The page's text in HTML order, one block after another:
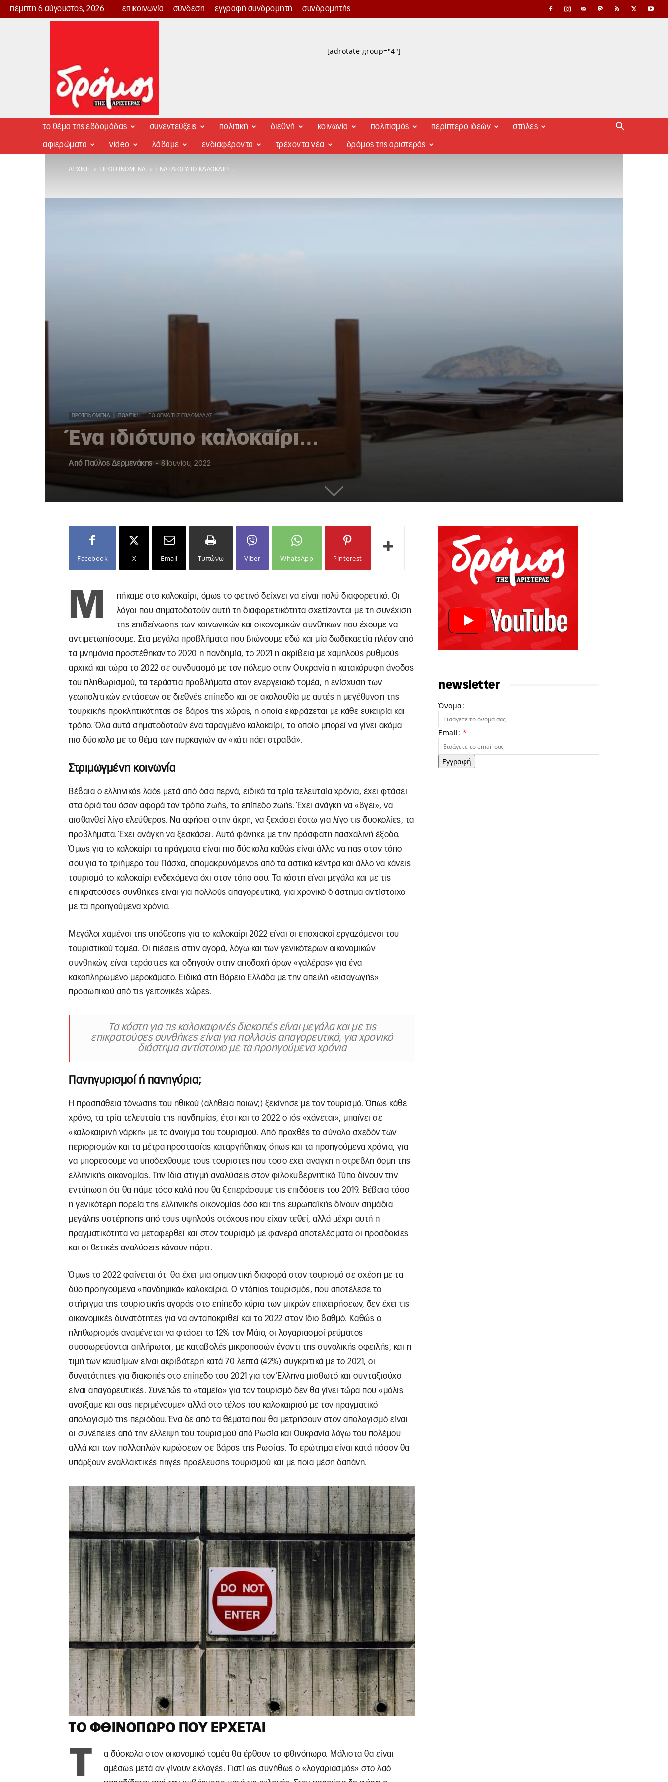
πέμπτη 6 αύγουστος, 2026 επικοινωνία σύνδεση εγγραφή συνδρομητή συνδρομητής
Δρόμος
[adrotate group="4"]
το θέμα της εβδομάδας συνεντεύξεις πολιτική διεθνή κοινωνία πολιτισμός περίπτερο ιδεών στήλες
αφιερώματα video λάβαμε ενδιαφέροντα τρέχοντα νέα δρόμος της αριστεράς
ΑΡΧΙΚΉ ΠΡΟΤΕΙΝΌΜΕΝΑ ΈΝΑ ΙΔΙΌΤΥΠΟ ΚΑΛΟΚΑΊΡΙ…
ΠΡΟΤΕΙΝΌΜΕΝΑ ΠΟΛΙΤΙΚΉ ΤΟ ΘΈΜΑ ΤΗΣ ΕΒΔΟΜΆΔΑΣ
Ένα ιδιότυπο καλοκαίρι…
Από Παύλος Δερμενάκης - 8 Ιουνίου, 2022
Facebook X Email Τυπώνω Viber WhatsApp Pinterest
Μ
πήκαμε στο καλοκαίρι, όμως το φετινό δείχνει να είναι πολύ διαφορετικό. Οι
λόγοι που σηματοδοτούν αυτή τη διαφορετικότητα σχετίζονται με τη συνέχιση
της επιδείνωσης των κοινωνικών και οικονομικών συνθηκών που έχουμε να
αντιμετωπίσουμε. Στα μεγάλα προβλήματα που βιώνουμε εδώ και μία δωδεκαετία πλέον από
τα μνημόνια προστέθηκαν το 2020 η πανδημία, το 2021 η ακρίβεια με χαμηλούς ρυθμούς
αρχικά και τώρα το 2022 σε συνδυασμό με τον πόλεμο στην Ουκρανία η κατακόρυφη άνοδος
του πληθωρισμού, τα τεράστια προβλήματα στον ενεργειακό τομέα, η ενίσχυση των
γεωπολιτικών εντάσεων σε διεθνές επίπεδο και σε ακολουθία με αυτές η μεγέθυνση της
τουρκικής προκλητικότητας σε βάρος της χώρας, η οποία εκφράζεται με κάθε ευκαιρία και
τρόπο. Όλα αυτά σηματοδοτούν ένα ταραγμένο καλοκαίρι, το οποίο μπορεί να γίνει ακόμα
πιο δύσκολο με το θέμα των πυρκαγιών αν «κάτι πάει στραβά».
Στριμωγμένη κοινωνία
Βέβαια ο ελληνικός λαός μετά από όσα περνά, ειδικά τα τρία τελευταία χρόνια, έχει φτάσει
στα όριά του όσον αφορά τον τρόπο ζωής, το επίπεδο ζωής. Έχει ανάγκη να «βγει», να
αισθανθεί λίγο ελεύθερος. Να αφήσει στην άκρη, να ξεχάσει έστω για λίγο τις δυσκολίες, τα
προβλήματα. Έχει ανάγκη να ξεσκάσει. Αυτό φάνηκε με την πρόσφατη πασχαλινή έξοδο.
Όμως για το καλοκαίρι τα πράγματα είναι πιο δύσκολα καθώς είναι άλλο να πας στον τόπο
σου για το τριήμερο του Πάσχα, απομακρυνόμενος από τα αστικά κέντρα και άλλο να κάνεις
τουρισμό το καλοκαίρι ενδεχόμενα όχι στον τόπο σου. Τα κόστη είναι μεγάλα και με τις
επικρατούσες συνθήκες είναι για πολλούς απαγορευτικά, για χρονικό διάστημα αντίστοιχο
με τα προηγούμενα χρόνια.
Μεγάλοι χαμένοι της υπόθεσης για το καλοκαίρι 2022 είναι οι εποχιακοί εργαζόμενοι του
τουριστικού τομέα. Οι πιέσεις στην αγορά, λόγω και των γενικότερων οικονομικών
συνθηκών, είναι τεράστιες και οδηγούν στην αποδοχή όρων «γαλέρας» για ένα
κακοπληρωμένο μεροκάματο. Ειδικά στη Βόρειο Ελλάδα με την απειλή «εισαγωγής»
προσωπικού από τις γειτονικές χώρες.
Τα κόστη για τις καλοκαιρινές διακοπές είναι μεγάλα και με τις
επικρατούσες συνθήκες είναι για πολλούς απαγορευτικά, για χρονικό
διάστημα αντίστοιχο με τα προηγούμενα χρόνια
Πανηγυρισμοί ή πανηγύρια;
Η προσπάθεια τόνωσης του ηθικού (αλήθεια ποιων;) ξεκίνησε με τον τουρισμό. Όπως κάθε
χρόνο, τα τρία τελευταία της πανδημίας, έτσι και το 2022 ο ιός «χάνεται», μπαίνει σε
«καλοκαιρινή νάρκη» με το άνοιγμα του τουρισμού. Από προχθές το σύνολο σχεδόν των
περιορισμών και τα μέτρα προστασίας καταργήθηκαν, όπως και τα προηγούμενα χρόνια, για
να μπορέσουμε να υποδεχθούμε τους τουρίστες που τόσο έχει ανάγκη η στρεβλή δομή της
ελληνικής οικονομίας. Την ίδια στιγμή αναλύσεις στον φιλοκυβερνητικό Τύπο δίνουν την
εντύπωση ότι θα πάμε τόσο καλά που θα ξεπεράσουμε τις επιδόσεις του 2019. Βέβαια τόσο
η γενικότερη πορεία της ελληνικής οικονομίας όσο και της ευρωπαϊκής δίνουν σημάδια
μεγάλης υστέρησης από τους υψηλούς στόχους που είχαν τεθεί, αλλά μέχρι αυτή η
πραγματικότητα να μεταφερθεί και στον τουρισμό με φανερά αποτελέσματα οι προσδοκίες
και οι θετικές αναλύσεις κάνουν πάρτι.
Όμως το 2022 φαίνεται ότι θα έχει μια σημαντική διαφορά στον τουρισμό σε σχέση με τα
δύο προηγούμενα «πανδημικά» καλοκαίρια. Ο ντόπιος τουρισμός, που αποτέλεσε το
στήριγμα της τουριστικής αγοράς στο επίπεδο κύρια των μικρών επιχειρήσεων, δεν έχει τις
οικονομικές δυνατότητες για να ανταποκριθεί και το 2022 στον ίδιο βαθμό. Καθώς ο
πληθωρισμός αναμένεται να φτάσει το 12% τον Μάιο, οι λογαριασμοί ρεύματος
συσσωρεύονται απλήρωτοι, με καταβολές μικροποσών έναντι της συνολικής οφειλής, και η
τιμή των καυσίμων είναι ακριβότερη κατά 70 λεπτά (42%) συγκριτικά με το 2021, οι
δυνατότητες για διακοπές στο επίπεδο του 2021 για τον Έλληνα μισθωτό και συνταξιούχο
είναι απαγορευτικές. Συνεπώς το «ταμείο» για τον τουρισμό δεν θα γίνει τώρα που «μόλις
ανοίξαμε και σας περιμένουμε» αλλά στο τέλος του καλοκαιριού με τον πραγματικό
απολογισμό της περιόδου. Ένα δε από τα θέματα που θα μετρήσουν στον απολογισμό είναι
οι συνέπειες από την έλλειψη του τουρισμού από Ρωσία και Ουκρανία λόγω του πολέμου
αλλά και των πολλαπλών κυρώσεων σε βάρος της Ρωσίας. Το ερώτημα είναι κατά πόσον θα
υπάρξουν εναλλακτικές πηγές προέλευσης τουρισμού και με ποια μέση δαπάνη.
ΤΟ ΦΘΙΝΌΠΩΡΟ ΠΟΥ ΈΡΧΕΤΑΙ
Τ
α δύσκολα στον οικονομικό τομέα θα έρθουν το φθινόπωρο. Μάλιστα θα είναι
αμέσως μετά αν γίνουν εκλογές. Γιατί ως συνήθως ο «λογαριασμός» στο λαό
newsletter
Όνομα:
Email: *
Εγγραφή